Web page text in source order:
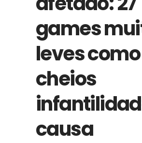
games
leves como
cheios
causa